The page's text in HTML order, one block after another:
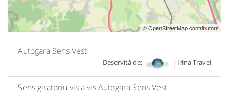
© OpenStreetMap contributors
Autogara Sens Vest
Deservită de: | Irina Travel
Sens giratoriu vis a vis Autogara Sens Vest